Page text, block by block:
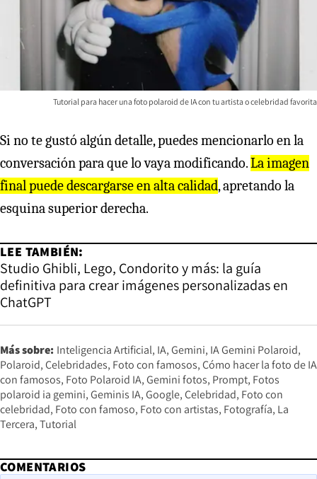
Tutorial para hacer una foto polaroid de IA con tu artista o celebridad favorita
Si no te gustó algún detalle, puedes mencionarlo en la
conversación para que lo vaya modificando.La imagen
final puede descargarse en alta calidad, apretando la
esquina superior derecha.
LEE TAMBIÉN:
Studio Ghibli, Lego, Condorito y más: la guía
definitiva para crear imágenes personalizadas en
ChatGPT
Más sobre: Inteligencia Artificial IA Gemini IA Gemini Polaroid
Polaroid Celebridades Foto con famosos Cómo hacer la foto de IA
con famosos Foto Polaroid IA Gemini fotos Prompt Fotos
polaroid ia gemini Geminis IA Google Celebridad Foto con
celebridad Foto con famoso Foto con artistas Fotografía La
Tercera Tutorial
COMENTARIOS